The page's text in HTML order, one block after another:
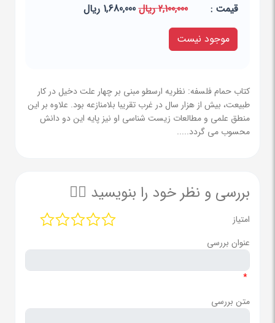
قيمت :
2,100,000 ریال
1,680,000 ریال
موجود نیست
کتاب حمام فلسفه: نظریه ارسطو مبنی بر چهار علت دخیل در کار
طبیعت، بیش از هزار سال در غرب تقریبا بلامنازعه بود. علاوه بر این
منطق علمی و مطالعات زیست شناسی او نیز پایه این دو دانش
محسوب می گردد.....
بررسی و نظر خود را بنویسید ✍🏻
امتیاز
عنوان بررسی
*
متن بررسی